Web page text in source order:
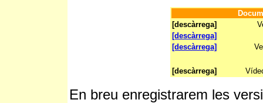
[descàrrega]
[descàrrega]
[descàrrega]
[descàrrega]
En breu enregistrarem les